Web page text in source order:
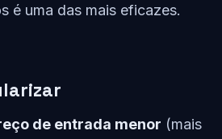
é uma das mais eficazes.
de entrada menor (mais